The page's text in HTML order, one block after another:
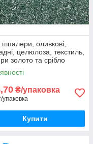
шпалери, оливкові,
целюлоза, текстиль,
золото та срібло
ТМ "Макс-Колор",
12
₴/упаковка
упаковка
Купити